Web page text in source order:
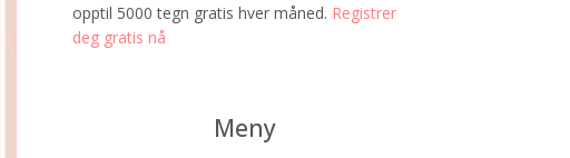
opptil 5000 tegn gratis hver måned. Registrer
deg gratis nå
Meny